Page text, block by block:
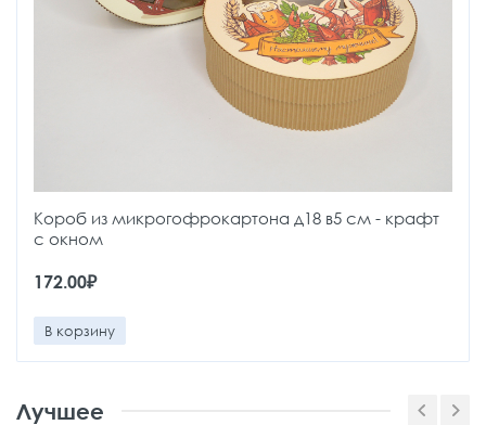
Короб из микрогофрокартона д18 в5 см - крафт
с окном
172.00₽
В корзину
Лучшее